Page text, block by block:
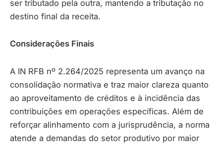
ser tributado pela outra, mantendo a tributação no
destino final da receita.
Considerações Finais
A IN RFB nº 2.264/2025 representa um avanço na
consolidação normativa e traz maior clareza quanto
ao aproveitamento de créditos e à incidência das
contribuições em operações específicas. Além de
reforçar alinhamento com a jurisprudência, a norma
atende a demandas do setor produtivo por maior